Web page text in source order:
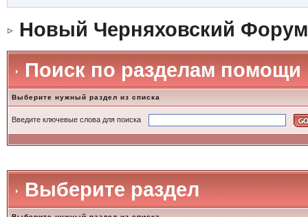
Новый Черняховский Форум
Поиск по разделам помощи
Выберите нужный раздел из списка
Введите ключевые слова для поиска
Выберите раздел